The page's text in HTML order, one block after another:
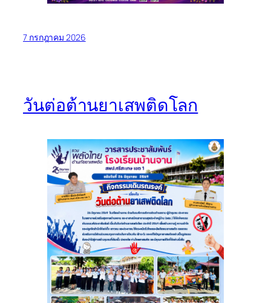
7 กรกฎาคม 2026
วันต่อต้านยาเสพติดโลก